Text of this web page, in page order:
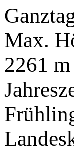
Max.
2261 m